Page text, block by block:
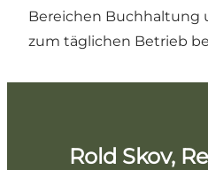
Bereichen Buchhaltung
zum täglichen Betrieb
Rold Skov,